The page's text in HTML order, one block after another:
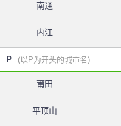
南通
内江
P (以P为开头的城市名)
莆田
平顶山